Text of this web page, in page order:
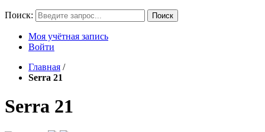
Поиск: Поиск
Моя учётная запись
Войти
Главная /
Serra 21
Serra 21